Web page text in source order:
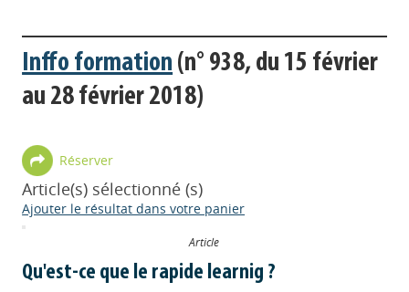
Inffo formation (n° 938, du 15 février
au 28 février 2018)
Réserver
Article(s) sélectionné (s)
Ajouter le résultat dans votre panier
Article
Qu'est-ce que le rapide learnig ?